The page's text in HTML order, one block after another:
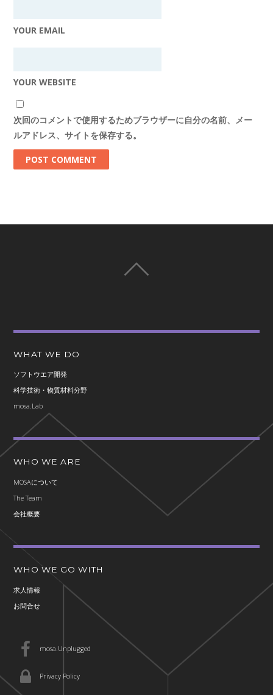
YOUR EMAIL
YOUR WEBSITE
次回のコメントで使用するためブラウザーに自分の名前、メー
ルアドレス、サイトを保存する。
WHAT WE DO
ソフトウエア開発
科学技術・物質材料分野
mosa.Lab
WHO WE ARE
MOSAについて
The Team
会社概要
WHO WE GO WITH
求人情報
お問合せ
mosa.Unplugged
Privacy Policy